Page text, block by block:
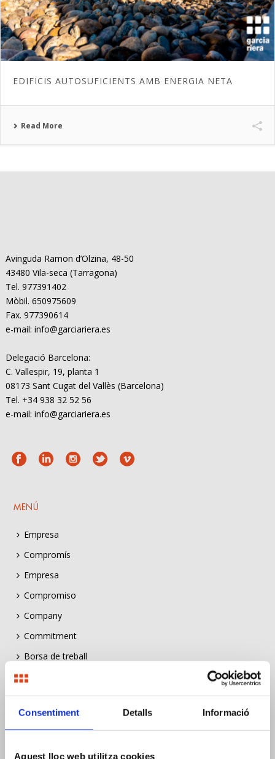
Consentiment Detalls Informació
Aquest lloc web utilitza cookies
EDIFICIS AUTOSUFICIENTS AMB ENERGIA NETA
Read More
Avinguda Ramon d’Olzina, 48-50
43480 Vila-seca (Tarragona)
Tel. 977391402
Mòbil. 650975609
Fax. 977390614
e-mail: info@garciariera.es
Delegació Barcelona:
C. Vallespir, 19, planta 1
08173 Sant Cugat del Vallès (Barcelona)
Tel. +34 938 32 52 56
e-mail: info@garciariera.es
MENÚ
Empresa
Compromís
Empresa
Compromiso
Company
Commitment
Borsa de treball
Bolsa de trabajo
Job listing
Construïm Sostenibilitat